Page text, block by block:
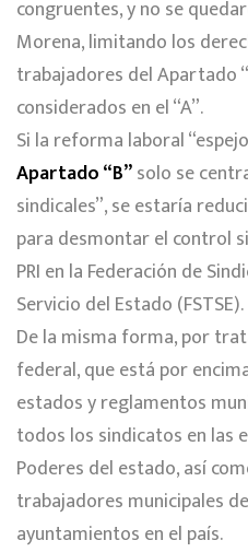
congruentes, y no se
Morena, limitando los
trabajadores del Apartado
considerados en el “A”.
Si la reforma laboral
Apartado “B”solo se
sindicales”, se estaría
para desmontar el control
PRI en la Federación de
Servicio del Estado (FSTSE).
De la misma forma, por
federal, que está por
estados y reglamentos
todos los sindicatos en las
Poderes del estado, así
trabajadores municipales
ayuntamientos en el país.